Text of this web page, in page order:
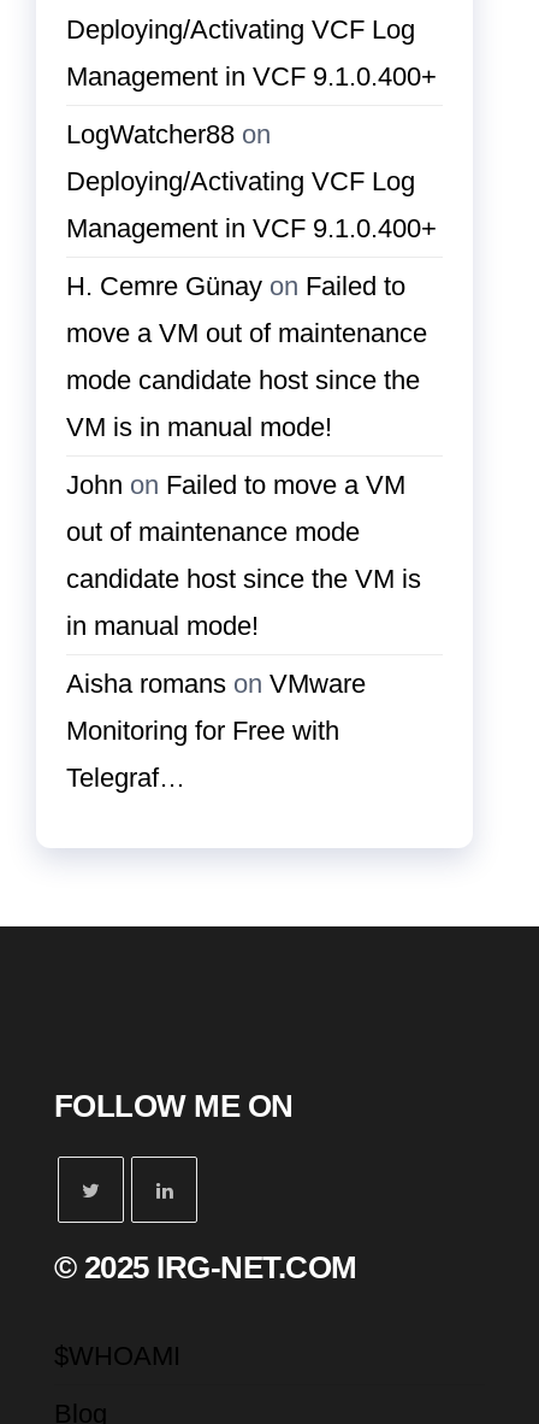
Deploying/Activating VCF Log
Management in VCF 9.1.0.400+
LogWatcher88 on
Deploying/Activating VCF Log
Management in VCF 9.1.0.400+
H. Cemre Günay on Failed to
move a VM out of maintenance
mode candidate host since the
VM is in manual mode!
John on Failed to move a VM
out of maintenance mode
candidate host since the VM is
in manual mode!
Aisha romans on VMware
Monitoring for Free with
Telegraf…
FOLLOW ME ON
© 2025 IRG-NET.COM
$WHOAMI
Blog